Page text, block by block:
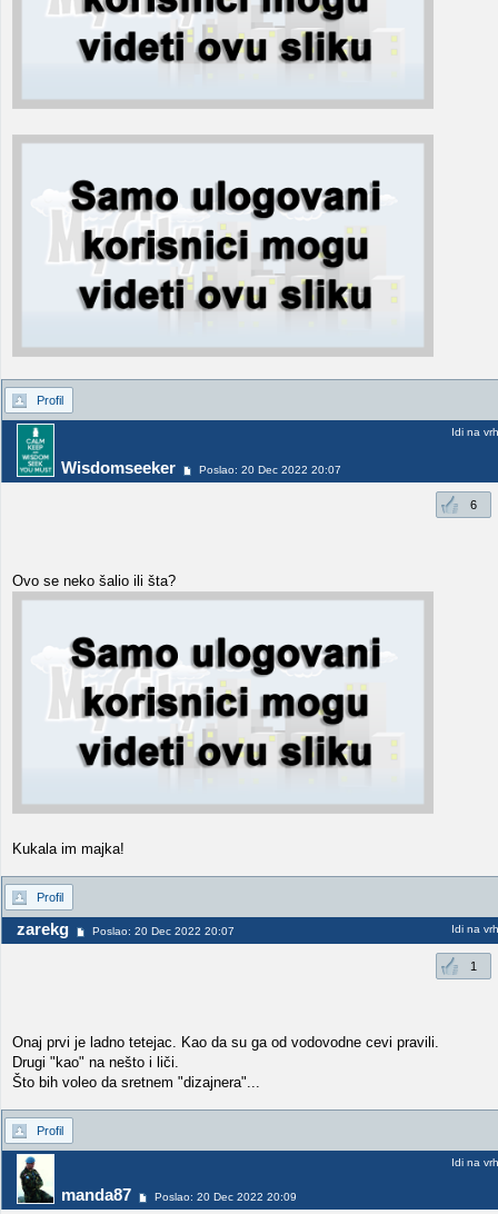
Profil
Wisdomseeker Poslao: 20 Dec 2022 20:07
Idi na vrh
6
Ovo se neko šalio ili šta?
Kukala im majka!
Profil
zarekg Poslao: 20 Dec 2022 20:07 Idi na vrh
1
Onaj prvi je ladno tetejac. Kao da su ga od vodovodne cevi pravili.
Drugi "kao" na nešto i liči.
Što bih voleo da sretnem "dizajnera"...
Profil
manda87 Poslao: 20 Dec 2022 20:09
Idi na vrh